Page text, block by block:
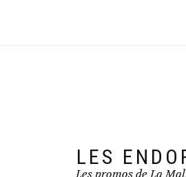
LES
Les promos de La